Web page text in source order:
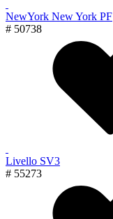
NewYork New York PF
# 50738
Livello SV3
# 55273